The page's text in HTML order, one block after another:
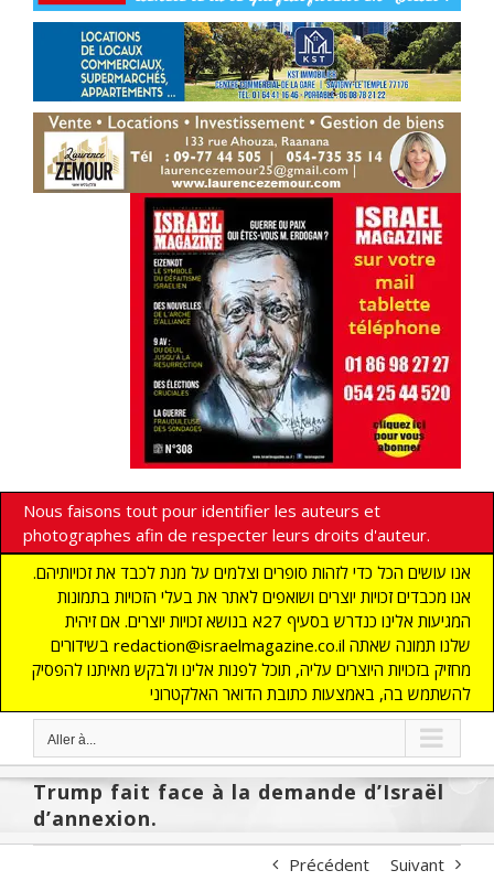
Nous faisons tout pour identifier les auteurs et
photographes afin de respecter leurs droits d'auteur.
אנו עושים הכל כדי לזהות סופרים וצלמים על מנת לכבד את זכויותיהם.
אנו מכבדים זכויות יוצרים ושואפים לאתר את בעלי הזכויות בתמונות
המגיעות אלינו כנדרש בסעיף 27א בנושא זכויות יוצרים. אם זיהית
בשידורים redaction@israelmagazine.co.il שלנו תמונה שאתה
מחזיק בזכויות היוצרים עליה, תוכל לפנות אלינו ולבקש מאיתנו להפסיק
להשתמש בה, באמצעות כתובת הדואר האלקטרוני
Aller à...
Trump fait face à la demande d’Israël
d’annexion.
Précédent Suivant